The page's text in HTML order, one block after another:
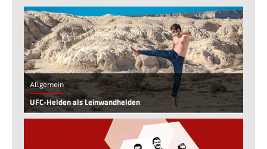
Allgemein
UFC-Helden als Leinwandhelden